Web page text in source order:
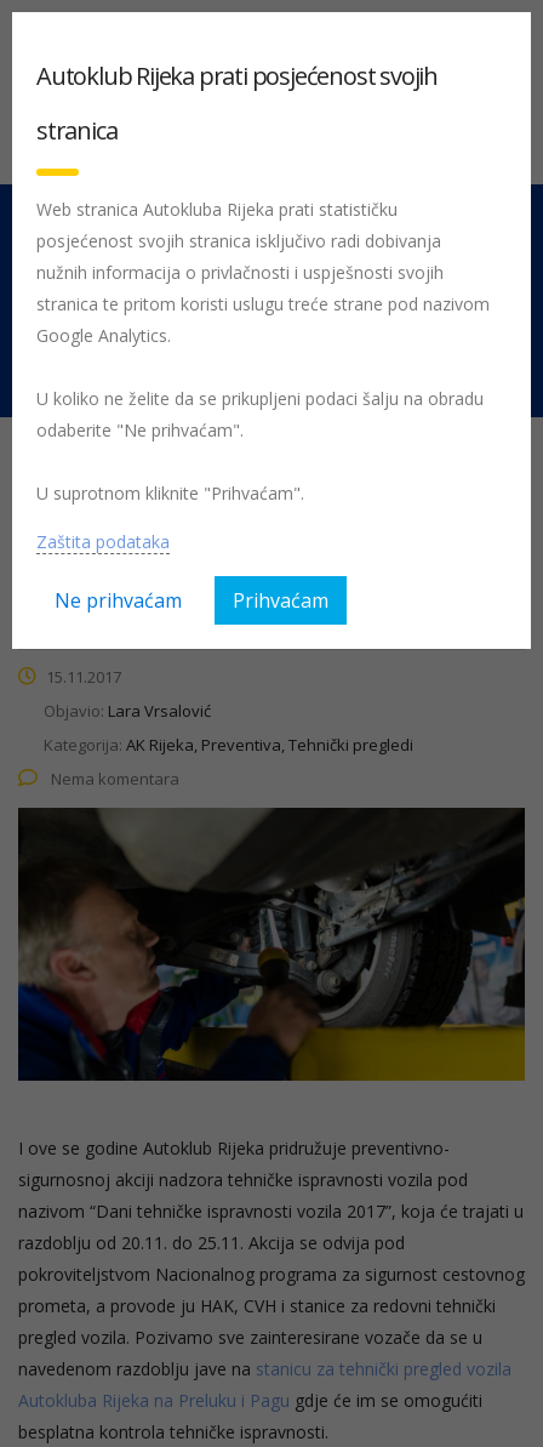
051 212 442 Centrala
Pon - Pet 08:00 - 16:00
Rujevica 9/1, 51000 Rijeka
Dani tehničke ispravnosti
vozila 2017.
Od 20.11. do 25.11. besplatni kontrolni tehnički pregledi
na našim stanicama na Preluku i Pagu
15.11.2017
Objavio: Lara Vrsalović
Kategorija: AK Rijeka, Preventiva, Tehnički pregledi
Nema komentara
I ove se godine Autoklub Rijeka pridružuje preventivno-
sigurnosnoj akciji nadzora tehničke ispravnosti vozila pod
nazivom “Dani tehničke ispravnosti vozila 2017”, koja će trajati u
razdoblju od 20.11. do 25.11. Akcija se odvija pod
pokroviteljstvom Nacionalnog programa za sigurnost cestovnog
prometa, a provode ju HAK, CVH i stanice za redovni tehnički
pregled vozila. Pozivamo sve zainteresirane vozače da se u
navedenom razdoblju jave na stanicu za tehnički pregled vozila
Autokluba Rijeka na Preluku i Pagu gdje će im se omogućiti
besplatna kontrola tehničke ispravnosti.
Autoklub Rijeka prati posjećenost svojih
stranica
Web stranica Autokluba Rijeka prati statističku
posjećenost svojih stranica isključivo radi dobivanja
nužnih informacija o privlačnosti i uspješnosti svojih
stranica te pritom koristi uslugu treće strane pod nazivom
Google Analytics.
U koliko ne želite da se prikupljeni podaci šalju na obradu
odaberite "Ne prihvaćam".
U suprotnom kliknite "Prihvaćam".
Zaštita podataka
Ne prihvaćam Prihvaćam